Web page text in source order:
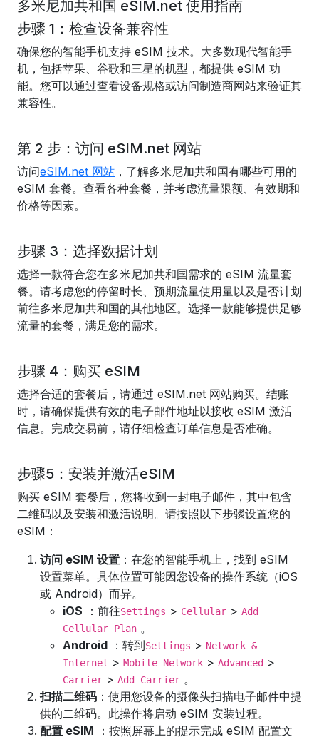
多米尼加共和国 eSIM.net 使用指南
步骤 1：检查设备兼容性
确保您的智能手机支持 eSIM 技术。大多数现代智能手
机，包括苹果、谷歌和三星的机型，都提供 eSIM 功
能。您可以通过查看设备规格或访问制造商网站来验证其
兼容性。
第 2 步：访问 eSIM.net 网站
访问eSIM.net 网站 ，了解多米尼加共和国有哪些可用的
eSIM 套餐。查看各种套餐，并考虑流量限额、有效期和
价格等因素。
步骤 3：选择数据计划
选择一款符合您在多米尼加共和国需求的 eSIM 流量套
餐。请考虑您的停留时长、预期流量使用量以及是否计划
前往多米尼加共和国的其他地区。选择一款能够提供足够
流量的套餐，满足您的需求。
步骤 4：购买 eSIM
选择合适的套餐后，请通过 eSIM.net 网站购买。结账
时，请确保提供有效的电子邮件地址以接收 eSIM 激活
信息。完成交易前，请仔细检查订单信息是否准确。
步骤5：安装并激活eSIM
购买 eSIM 套餐后，您将收到一封电子邮件，其中包含
二维码以及安装和激活说明。请按照以下步骤设置您的
eSIM：
访问 eSIM 设置 ：在您的智能手机上，找到 eSIM
设置菜单。具体位置可能因您设备的操作系统（iOS
或 Android）而异。
iOS ：前往Settings > Cellular > Add
Cellular Plan 。
Android ：转到Settings > Network &
Internet > Mobile Network > Advanced >
Carrier > Add Carrier 。
扫描二维码 ：使用您设备的摄像头扫描电子邮件中提
供的二维码。此操作将启动 eSIM 安装过程。
配置 eSIM ：按照屏幕上的提示完成 eSIM 配置文